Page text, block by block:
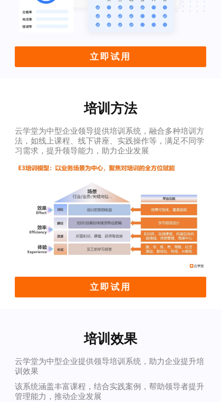
立即试用
培训方法
云学堂为中型企业领导提供培训系统，融合多种培训方
法，如线上课程、线下讲座、实践操作等，满足不同学
习需求，提升领导能力，助力企业发展
立即试用
培训效果
云学堂为中型企业提供领导培训系统，助力企业提升培
训效果
该系统涵盖丰富课程，结合实践案例，帮助领导者提升
管理能力，推动企业发展